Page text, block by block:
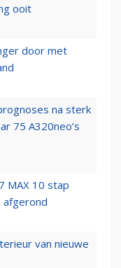
ooit
door met
na sterk
75 A320neo’s
MAX 10 stap
afgerond
van nieuwe